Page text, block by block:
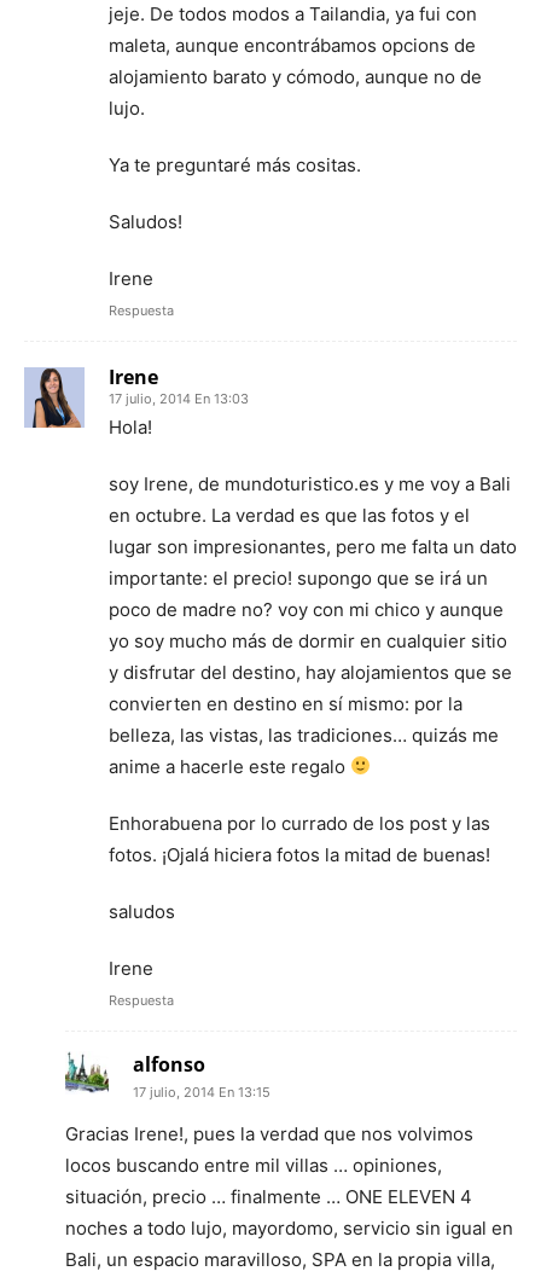
jeje. De todos modos a Tailandia, ya fui con
maleta, aunque encontrábamos opcions de
alojamiento barato y cómodo, aunque no de
lujo.
Ya te preguntaré más cositas.
Saludos!
Irene
Respuesta
Irene
17 julio, 2014 En 13:03
Hola!
soy Irene, de mundoturistico.es y me voy a Bali
en octubre. La verdad es que las fotos y el
lugar son impresionantes, pero me falta un dato
importante: el precio! supongo que se irá un
poco de madre no? voy con mi chico y aunque
yo soy mucho más de dormir en cualquier sitio
y disfrutar del destino, hay alojamientos que se
convierten en destino en sí mismo: por la
belleza, las vistas, las tradiciones… quizás me
anime a hacerle este regalo
Enhorabuena por lo currado de los post y las
fotos. ¡Ojalá hiciera fotos la mitad de buenas!
saludos
Irene
Respuesta
alfonso
17 julio, 2014 En 13:15
Gracias Irene!, pues la verdad que nos volvimos
locos buscando entre mil villas … opiniones,
situación, precio … finalmente … ONE ELEVEN 4
noches a todo lujo, mayordomo, servicio sin igual en
Bali, un espacio maravilloso, SPA en la propia villa,